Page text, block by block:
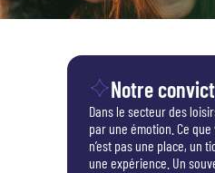
Notre
Dans le secteur des
par une émotion. Ce
n’est pas une place, un
une expérience. Un